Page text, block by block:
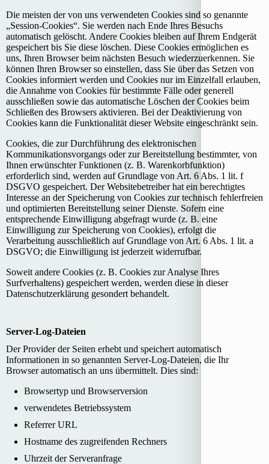
Die meisten der von uns verwendeten Cookies sind so genannte
„Session-Cookies“. Sie werden nach Ende Ihres Besuchs
automatisch gelöscht. Andere Cookies bleiben auf Ihrem Endgerät
gespeichert bis Sie diese löschen. Diese Cookies ermöglichen es
uns, Ihren Browser beim nächsten Besuch wiederzuerkennen. Sie
können Ihren Browser so einstellen, dass Sie über das Setzen von
Cookies informiert werden und Cookies nur im Einzelfall erlauben,
die Annahme von Cookies für bestimmte Fälle oder generell
ausschließen sowie das automatische Löschen der Cookies beim
Schließen des Browsers aktivieren. Bei der Deaktivierung von
Cookies kann die Funktionalität dieser Website eingeschränkt sein.
Cookies, die zur Durchführung des elektronischen
Kommunikationsvorgangs oder zur Bereitstellung bestimmter, von
Ihnen erwünschter Funktionen (z. B. Warenkorbfunktion)
erforderlich sind, werden auf Grundlage von Art. 6 Abs. 1 lit. f
DSGVO gespeichert. Der Websitebetreiber hat ein berechtigtes
Interesse an der Speicherung von Cookies zur technisch fehlerfreien
und optimierten Bereitstellung seiner Dienste. Sofern eine
entsprechende Einwilligung abgefragt wurde (z. B. eine
Einwilligung zur Speicherung von Cookies), erfolgt die
Verarbeitung ausschließlich auf Grundlage von Art. 6 Abs. 1 lit. a
DSGVO; die Einwilligung ist jederzeit widerrufbar.
Soweit andere Cookies (z. B. Cookies zur Analyse Ihres
Surfverhaltens) gespeichert werden, werden diese in dieser
Datenschutzerklärung gesondert behandelt.
Server-Log-Dateien
Der Provider der Seiten erhebt und speichert automatisch
Informationen in so genannten Server-Log-Dateien, die Ihr
Browser automatisch an uns übermittelt. Dies sind:
Browsertyp und Browserversion
verwendetes Betriebssystem
Referrer URL
Hostname des zugreifenden Rechners
Uhrzeit der Serveranfrage